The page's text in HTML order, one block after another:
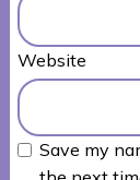
Website
Save my